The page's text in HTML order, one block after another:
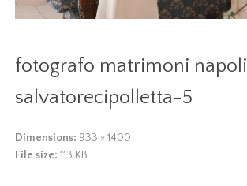
fotografo matrimoni napoli
salvatorecipolletta-5
Dimensions: 933 × 1400
File size:113 KB